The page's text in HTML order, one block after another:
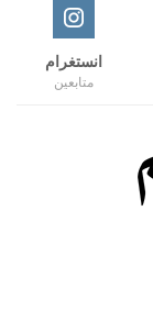
انستغرام
متابعين